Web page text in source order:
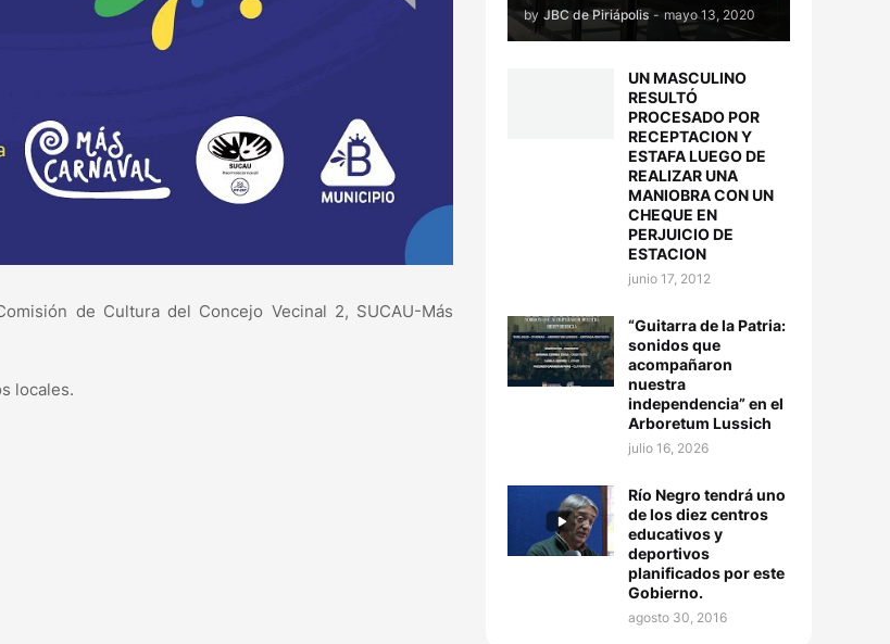
de Cultura del Concejo Vecinal 2, SUCAU-Más
locales.
by JBC de Piriápolis - mayo 13, 2020
UN MASCULINO
RESULTÓ
PROCESADO POR
RECEPTACION Y
ESTAFA LUEGO DE
REALIZAR UNA
MANIOBRA CON UN
CHEQUE EN
PERJUICIO DE
ESTACION
junio 17, 2012
“Guitarra de la Patria:
sonidos que
acompañaron
nuestra
independencia” en el
Arboretum Lussich
julio 16, 2026
Río Negro tendrá uno
de los diez centros
educativos y
deportivos
planificados por este
Gobierno.
agosto 30, 2016